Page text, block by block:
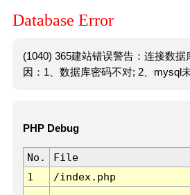
Database Error
(1040) 365建站错误警告：连接数据
因：1、数据库密码不对; 2、mysql未
PHP Debug
No. File
1
/index.php